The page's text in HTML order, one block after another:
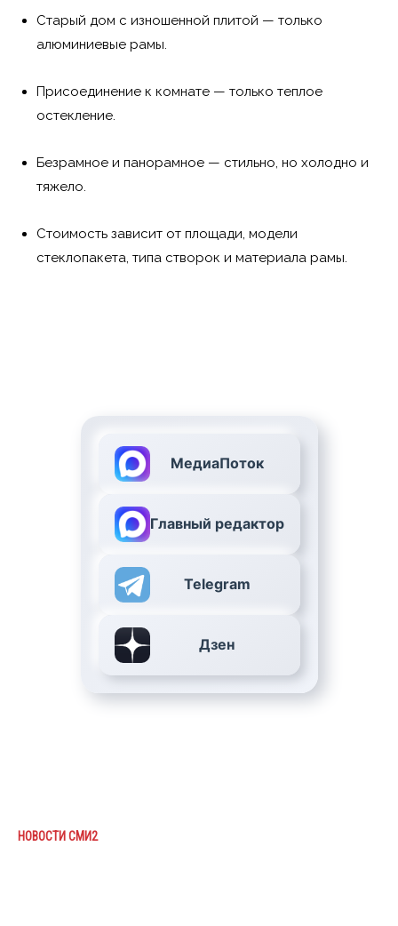
Старый дом с изношенной плитой — только
алюминиевые рамы.
Присоединение к комнате — только теплое
остекление.
Безрамное и панорамное — стильно, но холодно и
тяжело.
Стоимость зависит от площади, модели
стеклопакета, типа створок и материала рамы.
МедиаПоток
Главный редактор
Telegram
Дзен
НОВОСТИ СМИ2